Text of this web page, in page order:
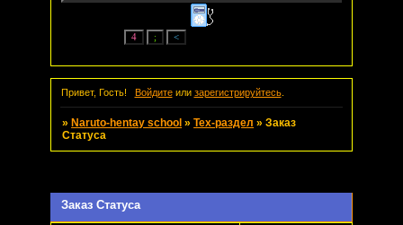
Привет, Гость! Войдитеили зарегистрируйтесь.
» Naruto-hentay school »Тех-раздел »Заказ
Статуса
Заказ Статуса